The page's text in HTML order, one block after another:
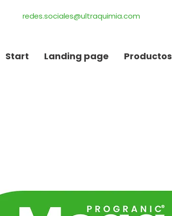
redes.sociales@ultraquimia.com
Start Landing page Productos